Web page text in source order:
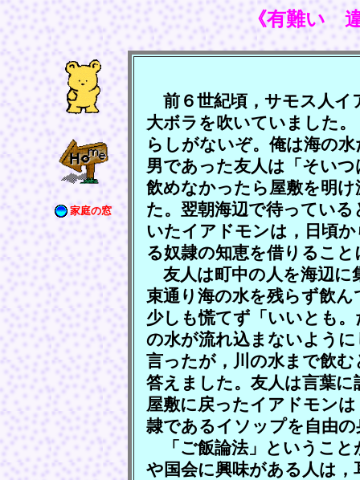
《有難い
家庭の窓
前６世紀頃，サモス人イ
大ボラを吹いていました
らしがないぞ。俺は海の
男であった友人は「そい
飲めなかったら屋敷を明
た。翌朝海辺で待ってい
いたイアドモンは，日頃
る奴隷の知恵を借りるこ
友人は町中の人を海辺に
束通り海の水を残らず飲
少しも慌てず「いいとも
の水が流れ込まないよう
言ったが，川の水まで飲
答えました。友人は言葉
屋敷に戻ったイアドモン
隷であるイソップを自由
「ご飯論法」ということ
や国会に興味がある人は